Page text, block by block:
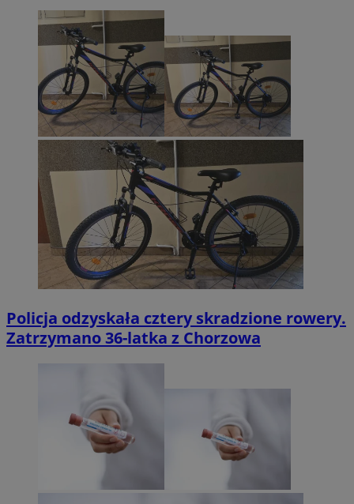
Policja odzyskała cztery skradzione rowery.
Zatrzymano 36-latka z Chorzowa